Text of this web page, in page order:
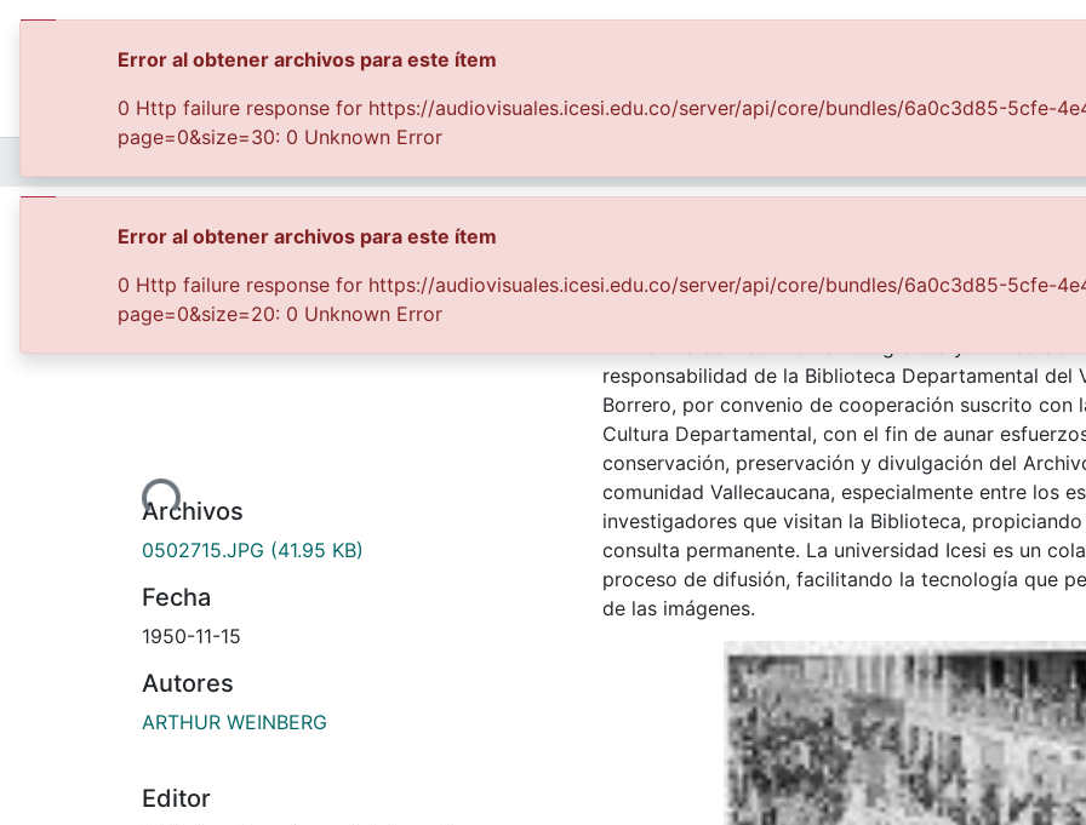
Procesión de la Virgen María, parque la Concordía
Cargando...
Archivos
0502715.JPG (41.95 KB)
Fecha
1950-11-15
Autores
ARTHUR WEINBERG
Editor
Descripción
responsabilidad de la Biblioteca Departamental del
Borrero, por convenio de cooperación suscrito con
Cultura Departamental, con el fin de aunar
conservación, preservación y divulgación del
comunidad Vallecaucana, especialmente entre los
investigadores que visitan la Biblioteca,
consulta permanente. La universidad Icesi es un
proceso de difusión, facilitando la tecnología que
de las imágenes.
Error al obtener archivos para este ítem
0 Http failure response for https://audiovisuales.icesi.edu.co/server/api/core/bundles/6a0c3d85-5cfe-
page=0&size=30: 0 Unknown Error
Error al obtener archivos para este ítem
0 Http failure response for https://audiovisuales.icesi.edu.co/server/api/core/bundles/6a0c3d85-5cfe-
page=0&size=20: 0 Unknown Error